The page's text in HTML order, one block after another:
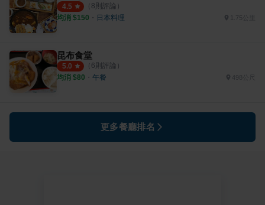
4.5 （ 8則評論）
均消 $150 ・ 日本料理 1.75公里
昆布食堂
5.0 （ 6則評論）
均消 $80 ・ 午餐
更多餐廳排名